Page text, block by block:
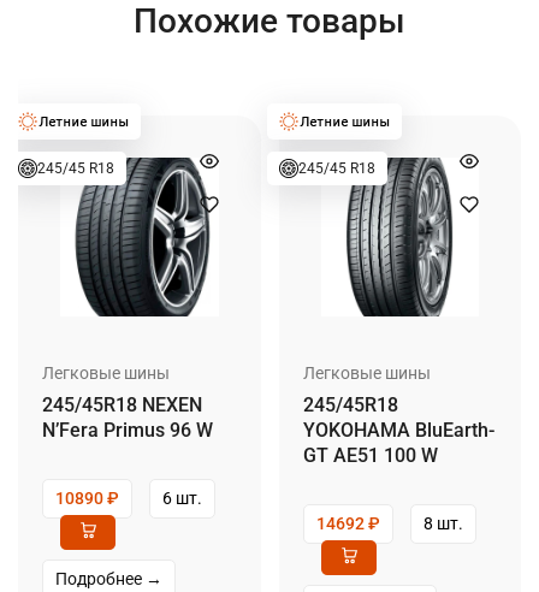
Похожие товары
245/45 R18
Легковые шины
245/45R18 NEXEN
N’Fera Primus 96 W
10890₽ 6 шт.
Подробнее →
245/45 R18
Легковые шины
245/45R18
YOKOHAMA BluEarth-
GT AE51 100 W
14692₽ 8 шт.